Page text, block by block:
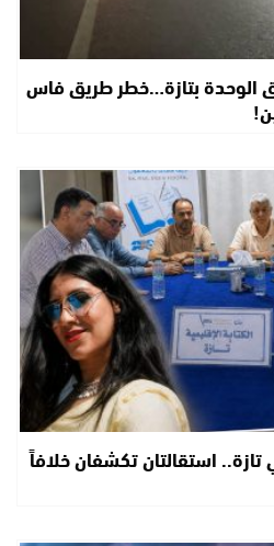
بتازة…خطر طريق فاس
استقالتان تكشفان خلافاً